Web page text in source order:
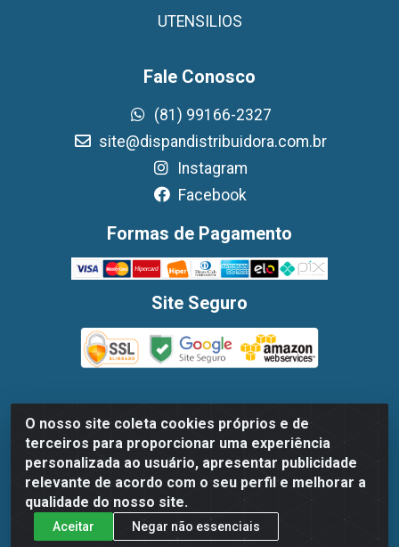
O nosso site coleta cookies próprios e de
terceiros para proporcionar uma experiência
personalizada ao usuário, apresentar publicidade
relevante de acordo com o seu perfil e melhorar a
qualidade do nosso site.
Aceitar Negar não essenciais
UTENSILIOS
Fale Conosco
(81) 99166-2327
site@dispandistribuidora.com.br
Instagram
Facebook
Formas de Pagamento
Site Seguro
Dispan Distribuidora de Alimentos LTDA - Avenida
Marechal Mascarenhas De Moraes, 1048- Imbiribeira,
Recife/PE - CEP 51.170-000 - CNPJ 30.779.584/0003-78